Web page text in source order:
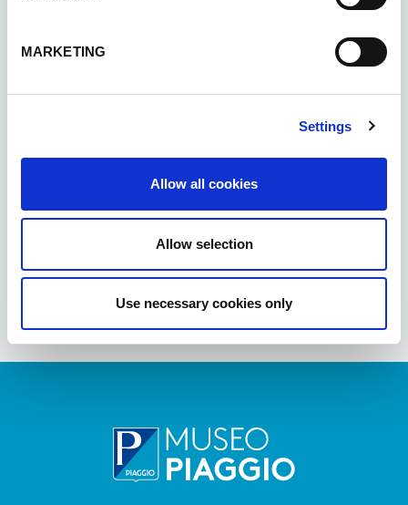
MARKETING
Settings
Allow all cookies
Allow selection
Use necessary cookies only